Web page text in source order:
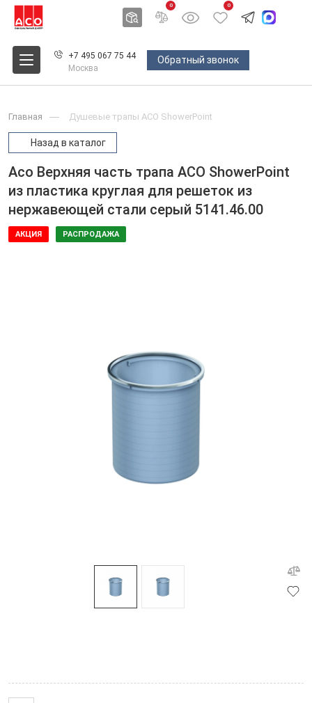
0 0
+7 495 067 75 44
Москва
Обратный звонок
Главная Душевые трапы ACO ShowerPoint
Назад в каталог
Aco Верхняя часть трапа ACO ShowerPoint
из пластика круглая для решеток из
нержавеющей стали серый 5141.46.00
АКЦИЯ РАСПРОДАЖА